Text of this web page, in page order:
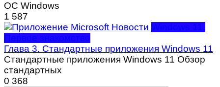
ОС Windows
1 587
Windows 11.
Первое знакомство
Глава 3. Стандартные приложения Windows 11
Стандартные приложения Windows 11 Обзор
стандартных
0 368